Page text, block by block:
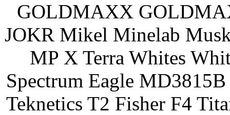
GOLDMAXX
JOKR Mikel Minelab
MP X Terra Whites
Spectrum Eagle
Teknetics T2 Fisher F4